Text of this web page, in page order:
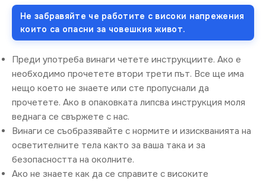
Не забравяйте че работите с високи напрежения
които са опасни за човешкия живот.
Преди употреба винаги четете инструкциите. Ако е
необходимо прочетете втори трети път. Все ще има
нещо което не знаете или сте пропуснали да
прочетете. Ако в опаковката липсва инструкция моля
веднага се свържете с нас.
Винаги се съобразявайте с нормите и изискванията на
осветителните тела както за ваша така и за
безопасността на околните.
Ако не знаете как да се справите с високите